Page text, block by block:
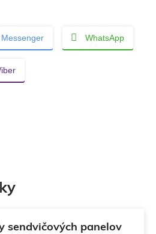
Messenger WhatsApp
sendvičových panelov